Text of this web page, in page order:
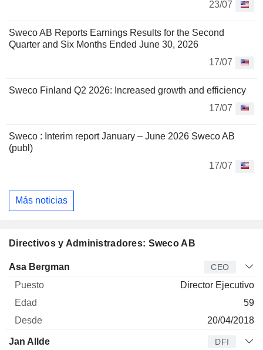
23/07
Sweco AB Reports Earnings Results for the Second
Quarter and Six Months Ended June 30, 2026
17/07
Sweco Finland Q2 2026: Increased growth and efficiency
17/07
Sweco : Interim report January – June 2026 Sweco AB
(publ)
17/07
Más noticias
Directivos y Administradores: Sweco AB
Director Puesto
Asa Bergman CEO
Director Ejecutivo
59
20/04/2018
Jan Allde DFI